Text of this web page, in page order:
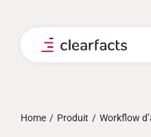
Intégrations
Home Produit Workflow